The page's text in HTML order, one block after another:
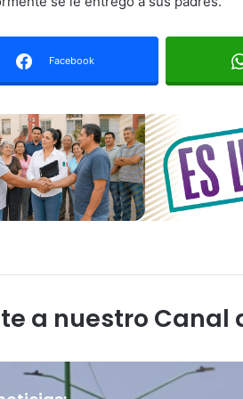
Facebook
a nuestro Canal